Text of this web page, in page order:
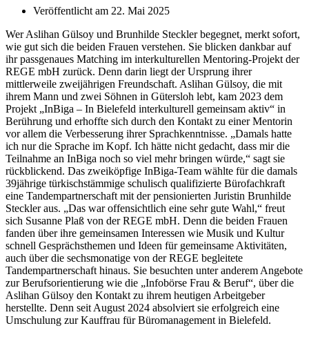
Veröffentlicht am 22. Mai 2025
Wer Aslihan Gülsoy und Brunhilde Steckler begegnet, merkt sofort,
wie gut sich die beiden Frauen verstehen. Sie blicken dankbar auf
ihr passgenaues Matching im interkulturellen Mentoring-Projekt der
REGE mbH zurück. Denn darin liegt der Ursprung ihrer
mittlerweile zweijährigen Freundschaft. Aslihan Gülsoy, die mit
ihrem Mann und zwei Söhnen in Gütersloh lebt, kam 2023 dem
Projekt „InBiga – In Bielefeld interkulturell gemeinsam aktiv“ in
Berührung und erhoffte sich durch den Kontakt zu einer Mentorin
vor allem die Verbesserung ihrer Sprachkenntnisse. „Damals hatte
ich nur die Sprache im Kopf. Ich hätte nicht gedacht, dass mir die
Teilnahme an InBiga noch so viel mehr bringen würde,“ sagt sie
rückblickend. Das zweiköpfige InBiga-Team wählte für die damals
39jährige türkischstämmige schulisch qualifizierte Bürofachkraft
eine Tandempartnerschaft mit der pensionierten Juristin Brunhilde
Steckler aus. „Das war offensichtlich eine sehr gute Wahl,“ freut
sich Susanne Plaß von der REGE mbH. Denn die beiden Frauen
fanden über ihre gemeinsamen Interessen wie Musik und Kultur
schnell Gesprächsthemen und Ideen für gemeinsame Aktivitäten,
auch über die sechsmonatige von der REGE begleitete
Tandempartnerschaft hinaus. Sie besuchten unter anderem Angebote
zur Berufsorientierung wie die „Infobörse Frau & Beruf“, über die
Aslihan Gülsoy den Kontakt zu ihrem heutigen Arbeitgeber
herstellte. Denn seit August 2024 absolviert sie erfolgreich eine
Umschulung zur Kauffrau für Büromanagement in Bielefeld.